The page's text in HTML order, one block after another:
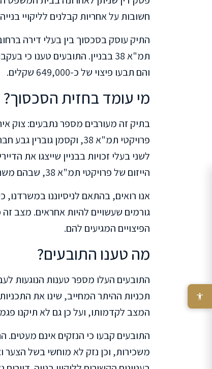
חשובות על אחריות קבלנים לליקויי
תמ"א 38 בבניין. התובעים טענו
והם תבעו פיצוי של כ-649,000 שקלים.
מי עומד בחזית הסכסוך?
בתיק זה מעורבים מספר נתבעים: צוק
פרויקטי תמ"א 38, וקסמן
לשני בעלי זכויות בבניין שייצגו את
הייזום של פרויקטי תמ"א 38, שבהם משתתפים גורמים רבים ושונים.
אנו רואים, בהתאם לניסיוננו
גורמים שעשויים להיות אחראים. מצב
הפיצויים המגיעים להם.
מה טענו התובעים?
התובעים העלו מספר טענות הנוגעות
תכניות ההיתר המחייב, שינו את
המצב לקדמותו, ועל כן גם לא תיקנו
התובעים קבעו כי הנזקים אינם מעטים.
משכירות, וכן נזק לא מוחשי בשל הצער